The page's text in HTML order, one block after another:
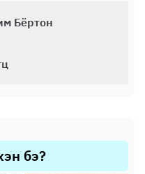
Бёртон
бэ?